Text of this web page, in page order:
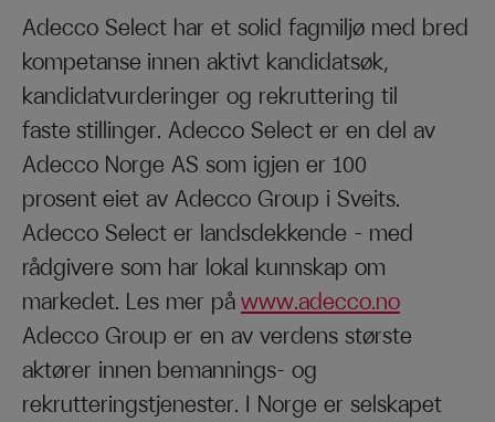
Adecco Select har et solid fagmiljø med bred
kompetanse innen aktivt kandidatsøk,
kandidatvurderinger og rekruttering til
faste stillinger. Adecco Select er en del av
Adecco Norge AS som igjen er 100
prosent eiet av Adecco Group i Sveits.
Adecco Select er landsdekkende – med
rådgivere som har lokal kunnskap om
markedet. Les mer påwww.adecco.no
Adecco Group er en av verdens største
aktører innen bemannings- og
rekrutteringstjenester. I Norge er selskapet